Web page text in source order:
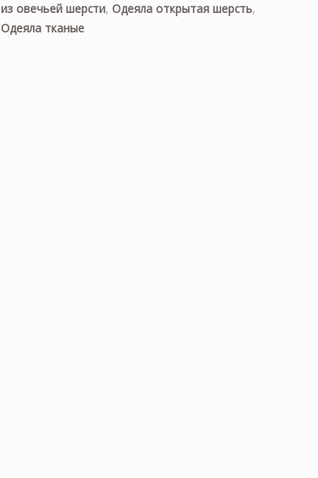
из овечьей шерсти, Одеяла открытая шерсть,
Одеяла тканые